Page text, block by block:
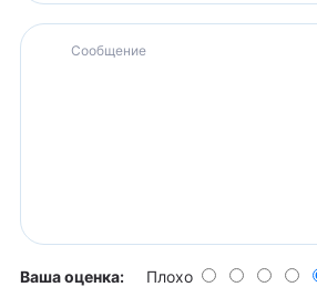
Ваша оценка: Плохо